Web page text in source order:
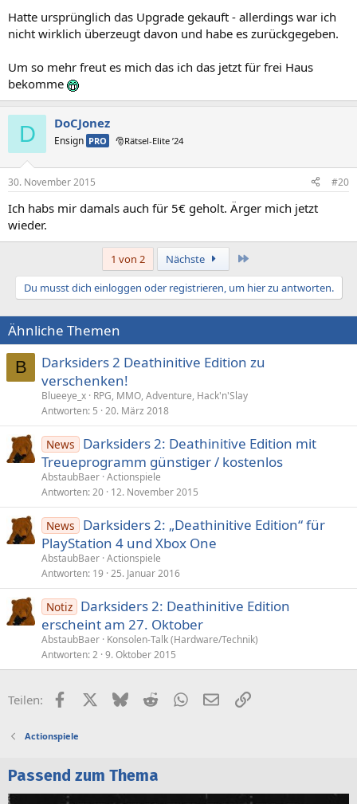
Hatte ursprünglich das Upgrade gekauft - allerdings war ich
nicht wirklich überzeugt davon und habe es zurückgegeben.
Um so mehr freut es mich das ich das jetzt für frei Haus
bekomme
D DoCJonez
Ensign PRO 🎅Rätsel-Elite ’24
30. November 2015 #20
Ich habs mir damals auch für 5€ geholt. Ärger mich jetzt
wieder.
1 von 2 Nächste
Du musst dich einloggen oder registrieren, um hier zu antworten.
Ähnliche Themen
B
Darksiders 2 Deathinitive Edition zu
verschenken!
Blueeye_x RPG, MMO, Adventure, Hack'n'Slay
Antworten 5 20. März 2018
News
Darksiders 2: Deathinitive Edition mit
Treueprogramm günstiger / kostenlos
AbstaubBaer Actionspiele
Antworten 20 12. November 2015
News
Darksiders 2: „Deathinitive Edition“ für
PlayStation 4 und Xbox One
AbstaubBaer Actionspiele
Antworten 19 25. Januar 2016
Notiz Darksiders 2: Deathinitive Edition
erscheint am 27. Oktober
AbstaubBaer Konsolen-Talk (Hardware/Technik)
Antworten 2 9. Oktober 2015
Teilen: FacebookX (Twitter)
BlueskyRedditWhatsApp
E-MailLink
Actionspiele
Passend zum Thema